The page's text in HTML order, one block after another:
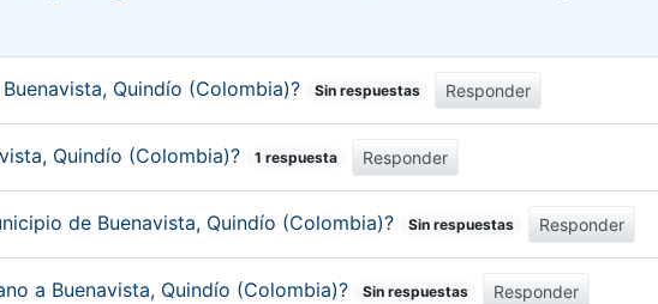
Quindío (Colombia)? Sin respuestas Responder
Quindío (Colombia)? 1 respuesta Responder
de Buenavista, Quindío (Colombia)? Sin respuestas Responder
a Buenavista, Quindío (Colombia)? Sin respuestas Responder